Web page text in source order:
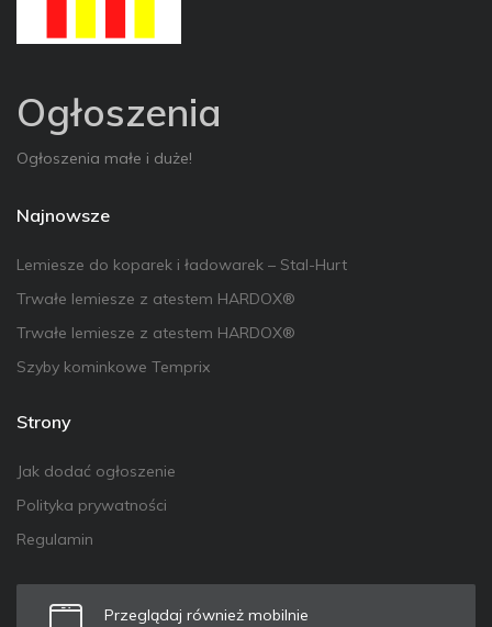
Ogłoszenia
Ogłoszenia małe i duże!
Najnowsze
Lemiesze do koparek i ładowarek – Stal-Hurt
Trwałe lemiesze z atestem HARDOX®
Trwałe lemiesze z atestem HARDOX®
Szyby kominkowe Temprix
Strony
Jak dodać ogłoszenie
Polityka prywatności
Regulamin
Przeglądaj również mobilnie